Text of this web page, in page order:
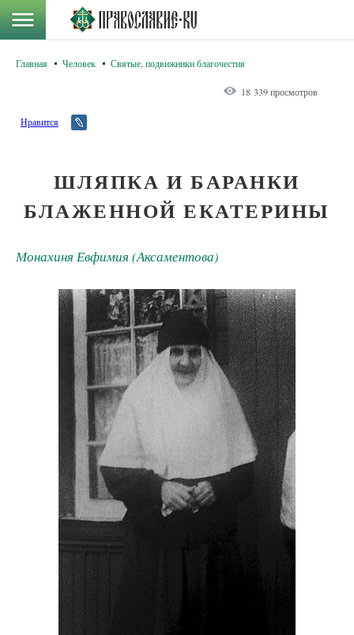
Главная Человек Святые, подвижники благочестия
18 339 просмотров
Нравится
ШЛЯПКА И БАРАНКИ
БЛАЖЕННОЙ ЕКАТЕРИНЫ
Монахиня Евфимия (Аксаментова)